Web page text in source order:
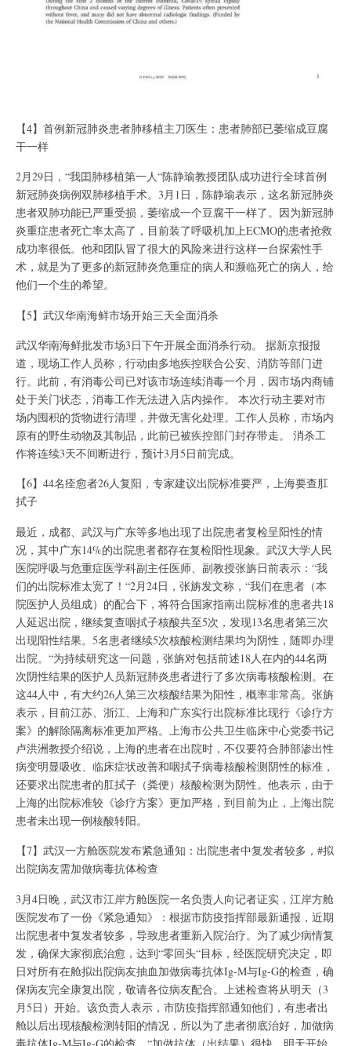
【4】首例新冠肺炎患者肺移植主刀医生：患者肺部已萎缩成豆腐
干一样
2月29日，“我囯肺移植第一人“陈静瑜教授团队成功进行全球首例
新冠肺炎病例双肺移植手术。3月1日，陈静瑜表示，这名新冠肺炎
患者双肺功能已严重受损，萎缩成一个豆腐干一样了。因为新冠肺
炎重症患者死亡率太高了，目前装了呼吸机加上ECMO的患者抢救
成功率很低。他和团队冒了很大的风险来进行这样一台探索性手
术，就是为了更多的新冠肺炎危重症的病人和濒临死亡的病人，给
他们一个生的希望。
【5】武汉华南海鲜市场开始三天全面消杀
武汉华南海鲜批发市场3日下午开展全面消杀行动。 据新京报报
道，现场工作人员称，行动由多地疾控联合公安、消防等部门进
行。此前，有消毒公司已对该市场连续消毒一个月，因市场内商铺
处于关门状态，消毒工作无法进入店内操作。 本次行动主要对市
场内囤积的货物进行清理，并做无害化处理。工作人员称，市场内
原有的野生动物及其制品，此前已被疾控部门封存带走。 消杀工
作将连续3天不间断进行，预计3月5日前完成。
【6】44名痊愈者26人复阳，专家建议出院标准要严，上海要查肛
拭子
最近，成都、武汉与广东等多地出现了出院患者复检呈阳性的情
况，其中广东14%的出院患者都存在复检阳性现象。武汉大学人民
医院呼吸与危重症医学科副主任医师、副教授张旃日前表示：“我
们的出院标准太宽了！“2月24日，张旃发文称，“我们在患者（本
院医护人员组成）的配合下，将符合国家指南出院标准的患者共18
人延迟出院，继续复查咽拭子核酸共至5次，发现13名患者第三次
出现阳性结果。5名患者继续5次核酸检测结果均为阴性，随即办理
出院。“为持续研究这一问题，张旃对包括前述18人在内的44名两
次阴性结果的医护人员新冠肺炎患者进行了多次病毒核酸检测。在
这44人中，有大约26人第三次核酸结果为阳性，概率非常高。张旃
表示，目前江苏、浙江、上海和广东实行出院标准比现行《诊疗方
案》的解除隔离标准更加严格。上海市公共卫生临床中心党委书记
卢洪洲教授介绍说，上海的患者在出院时，不仅要符合肺部渗出性
病变明显吸收、临床症状改善和咽拭子病毒核酸检测阴性的标准，
还要求出院患者的肛拭子（粪便）核酸检测为阴性。他表示，由于
上海的出院标准较《诊疗方案》更加严格，到目前为止，上海出院
患者未出现一例核酸转阳。
【7】武汉一方舱医院发布紧急通知：出院患者中复发者较多，#拟
出院病友需加做病毒抗体检查
3月4日晚，武汉市江岸方舱医院一名负责人向记者证实，江岸方舱
医院发布了一份《紧急通知》：根据市防疫指挥部最新通报，近期
出院患者中复发者较多，导致患者重新入院治疗。为了减少病情复
发，确保大家彻底治愈，达到“零回头“目标，经医院研究决定，即
日对所有在舱拟出院病友抽血加做病毒抗体Ig-M与Ig-G的检查，确
保病友完全康复出院，敬请各位病友配合。上述检查将从明天（3
月5日）开始。该负责人表示，市防疫指挥部通知他们，有患者出
舱以后出现核酸检测转阳的情况，所以为了患者彻底治好，加做病
毒抗体Ig-M与Ig-G的检查。“加做抗体（出结果）很快，明天开始